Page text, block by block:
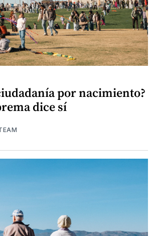
por nacimiento?
dice sí